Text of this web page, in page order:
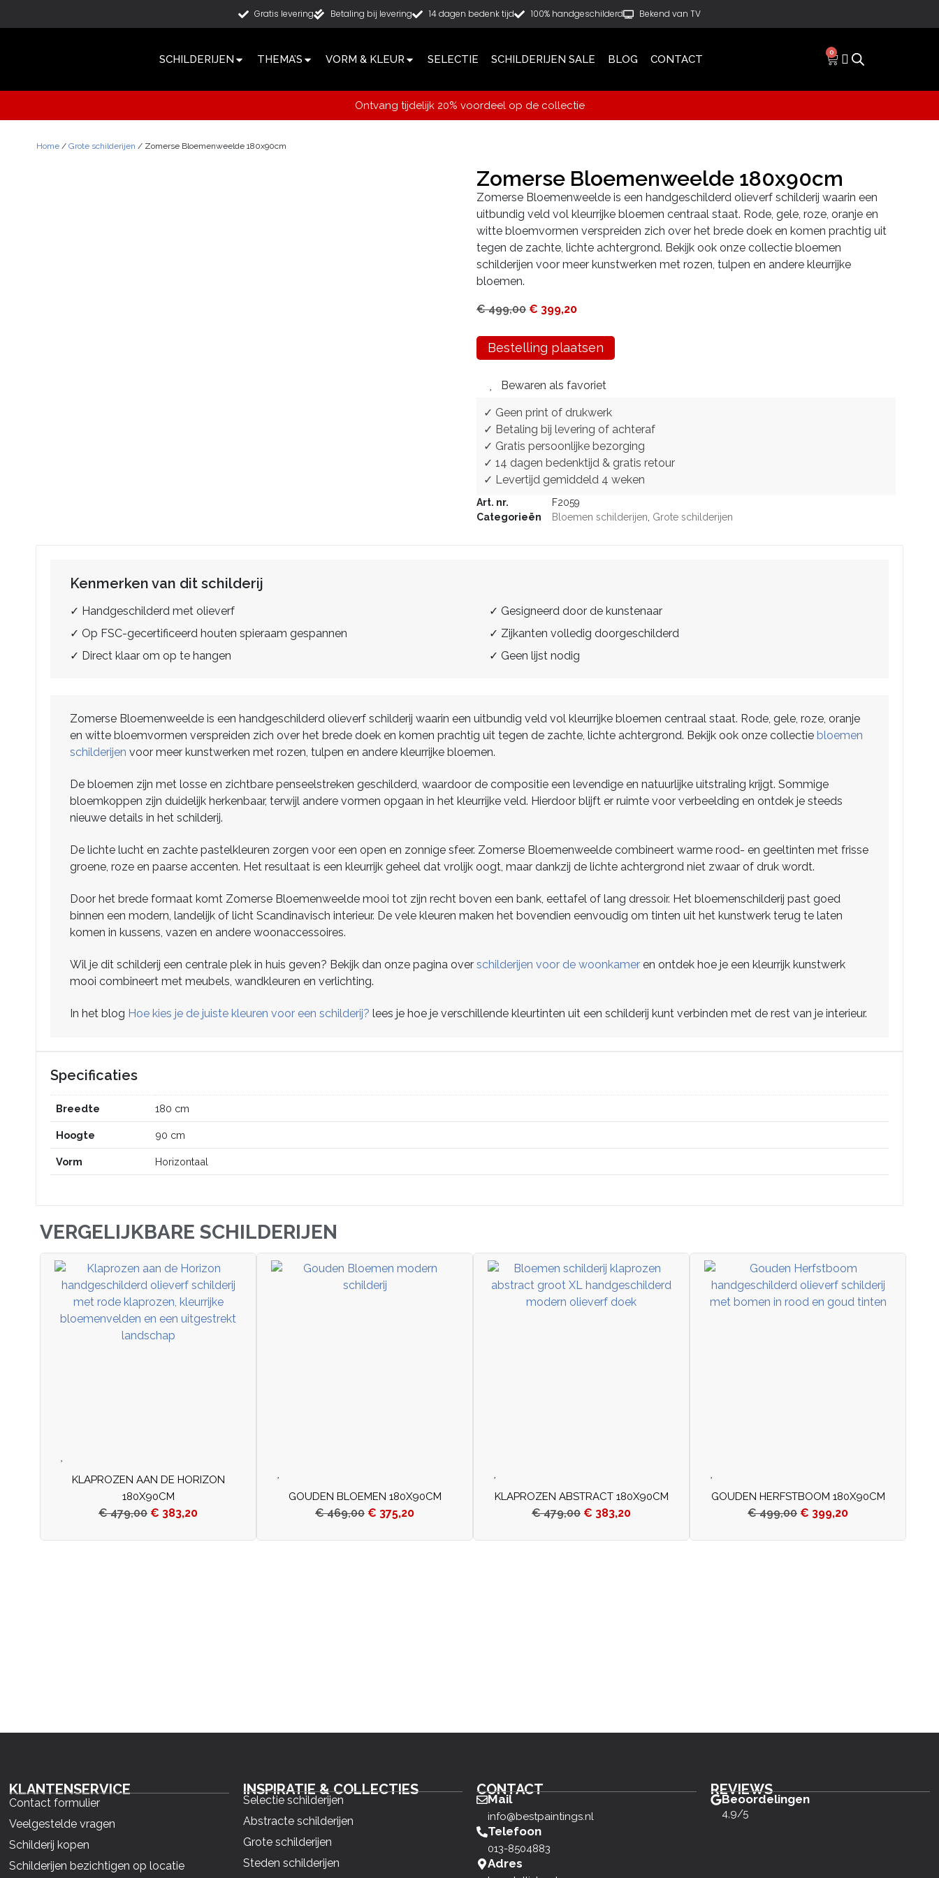
Gratis levering Betaling bij levering 14 dagen bedenk tijd 100% handgeschilderd Bekend van TV
SCHILDERIJEN THEMA’S VORM & KLEUR SELECTIE SCHILDERIJEN SALE BLOG CONTACT
0
Ontvang tijdelijk 20% voordeel op de collectie
Home / Grote schilderijen / Zomerse Bloemenweelde 180x90cm
Zomerse Bloemenweelde 180x90cm
Zomerse Bloemenweelde is een handgeschilderd olieverf schilderij waarin een
uitbundig veld vol kleurrijke bloemen centraal staat. Rode, gele, roze, oranje en
witte bloemvormen verspreiden zich over het brede doek en komen prachtig uit
tegen de zachte, lichte achtergrond. Bekijk ook onze collectie bloemen
schilderijen voor meer kunstwerken met rozen, tulpen en andere kleurrijke
bloemen.
€499,00 € 399,20
Bestelling plaatsen
Bewaren als favoriet
✓ Geen print of drukwerk
✓ Betaling bij levering of achteraf
✓ Gratis persoonlijke bezorging
✓ 14 dagen bedenktijd & gratis retour
✓ Levertijd gemiddeld 4 weken
Art. nr.
F2059
Categorieën
Bloemen schilderijen Grote schilderijen
Kenmerken van dit schilderij
✓ Handgeschilderd met olieverf
✓ Gesigneerd door de kunstenaar
✓ Op FSC-gecertificeerd houten spieraam gespannen
✓ Zijkanten volledig doorgeschilderd
✓ Direct klaar om op te hangen
✓ Geen lijst nodig
Zomerse Bloemenweelde is een handgeschilderd olieverf schilderij waarin een uitbundig veld vol kleurrijke bloemen centraal staat. Rode, gele, roze, oranje
en witte bloemvormen verspreiden zich over het brede doek en komen prachtig uit tegen de zachte, lichte achtergrond. Bekijk ook onze collectie bloemen
schilderijen voor meer kunstwerken met rozen, tulpen en andere kleurrijke bloemen.
De bloemen zijn met losse en zichtbare penseelstreken geschilderd, waardoor de compositie een levendige en natuurlijke uitstraling krijgt. Sommige
bloemkoppen zijn duidelijk herkenbaar, terwijl andere vormen opgaan in het kleurrijke veld. Hierdoor blijft er ruimte voor verbeelding en ontdek je steeds
nieuwe details in het schilderij.
De lichte lucht en zachte pastelkleuren zorgen voor een open en zonnige sfeer. Zomerse Bloemenweelde combineert warme rood- en geeltinten met frisse
groene, roze en paarse accenten. Het resultaat is een kleurrijk geheel dat vrolijk oogt, maar dankzij de lichte achtergrond niet zwaar of druk wordt.
Door het brede formaat komt Zomerse Bloemenweelde mooi tot zijn recht boven een bank, eettafel of lang dressoir. Het bloemenschilderij past goed
binnen een modern, landelijk of licht Scandinavisch interieur. De vele kleuren maken het bovendien eenvoudig om tinten uit het kunstwerk terug te laten
komen in kussens, vazen en andere woonaccessoires.
Wil je dit schilderij een centrale plek in huis geven? Bekijk dan onze pagina over schilderijen voor de woonkamer en ontdek hoe je een kleurrijk kunstwerk
mooi combineert met meubels, wandkleuren en verlichting.
In het blog Hoe kies je de juiste kleuren voor een schilderij? lees je hoe je verschillende kleurtinten uit een schilderij kunt verbinden met de rest van je interieur.
Specificaties
Breedte 180 cm
Hoogte 90 cm
Vorm Horizontaal
VERGELIJKBARE SCHILDERIJEN
KLAPROZEN AAN DE HORIZON
180X90CM
€479,00 € 383,20
GOUDEN BLOEMEN 180X90CM
€469,00 € 375,20
KLAPROZEN ABSTRACT 180X90CM
€479,00 € 383,20
GOUDEN HERFSTBOOM 180X90CM
€499,00 € 399,20
KLANTENSERVICE
Contact formulier
Veelgestelde vragen
Schilderij kopen
Schilderijen bezichtigen op locatie
INSPIRATIE & COLLECTIES
Selectie schilderijen
Abstracte schilderijen
Grote schilderijen
Steden schilderijen
CONTACT
Mail
info@bestpaintings.nl
Telefoon
013-8504883
Adres
REVIEWS
Beoordelingen
4,9/5